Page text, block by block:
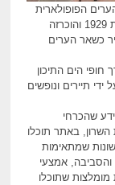
הפופולארית
למטיילים ונופשים בארץ ובעולם, נתניה נוסדה בשנת 1929 והוכרזה
כעיר כשאר הערים
הים התיכון
תיירים ונופשים
שהכרחי
באתר תוכלו
שמתאימות
והסביבה, אמצעי
מומלצות שתוכלו